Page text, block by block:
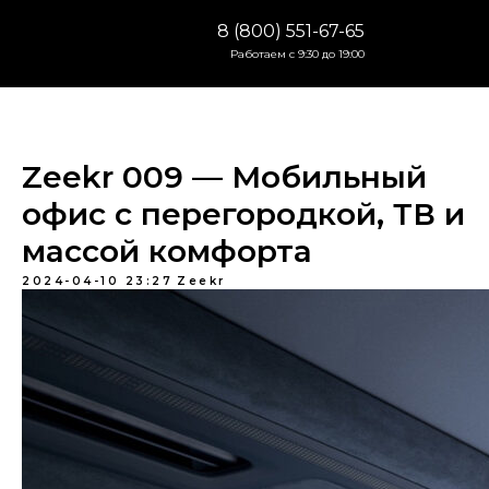
Работаем с 9:30 до 19:00
8 (800) 551-67-65
Zeekr 009 — Мобильный
офис с перегородкой, ТВ и
массой комфорта
2024-04-10 23:27 Zeekr